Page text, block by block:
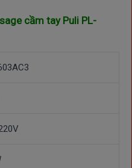
cầm tay Puli PL-